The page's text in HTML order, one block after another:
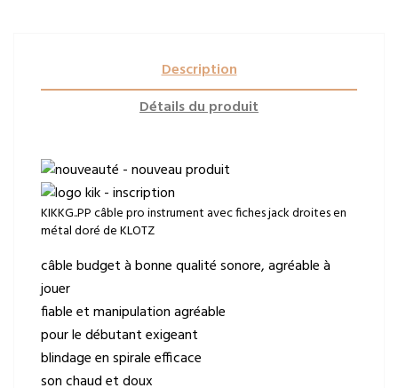
Description
Détails du produit
KIKKG..PP câble pro instrument avec fiches jack droites en
métal doré de KLOTZ
câble budget à bonne qualité sonore, agréable à
jouer
fiable et manipulation agréable
pour le débutant exigeant
blindage en spirale efficace
son chaud et doux